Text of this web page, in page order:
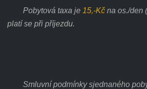
Pobytová taxa je 15,-Kčna os./den
platí se při příjezdu.
Smluvní podmínky sjednaného